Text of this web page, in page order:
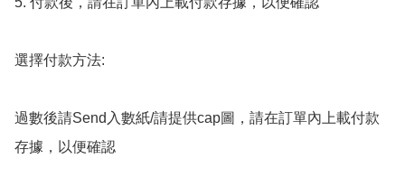
選擇付款方法:
過數後請Send入數紙/請提供cap圖，請在訂單內上載付款
存據，以便確認